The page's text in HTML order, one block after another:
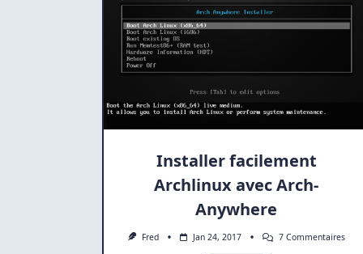
Installer facilement
Archlinux avec Arch-
Anywhere
Fred Jan 24, 2017 7 CommentairesSur